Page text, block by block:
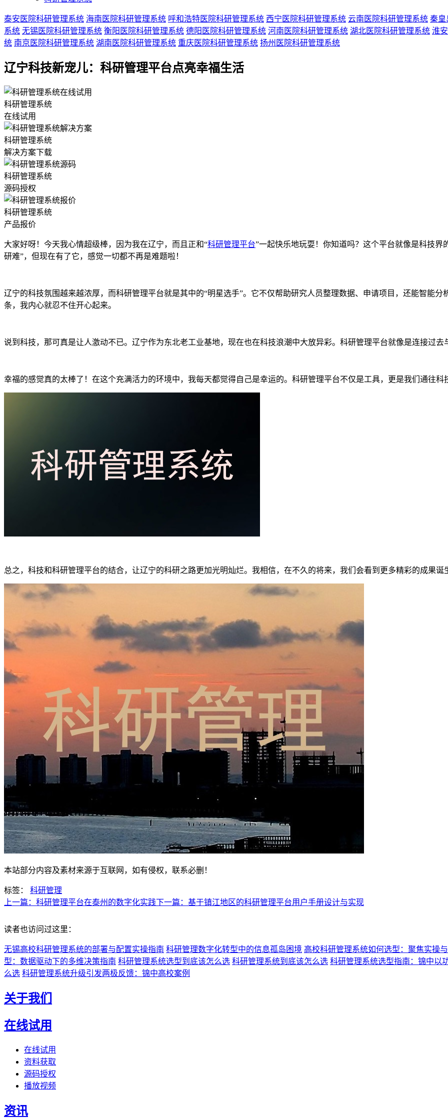
泰安医院科研管理系统 海南医院科研管理系统 呼和浩特医院科研管理系统 西宁医院科研管理系统 云南医院科研管理系统 秦皇
系统 无锡医院科研管理系统 衡阳医院科研管理系统 德阳医院科研管理系统 河南医院科研管理系统 湖北医院科研管理系统 淮
统 南京医院科研管理系统 湖南医院科研管理系统 重庆医院科研管理系统 扬州医院科研管理系统
辽宁科技新宠儿：科研管理平台点亮幸福生活
科研管理系统
在线试用
科研管理系统
解决方案下载
科研管理系统
源码授权
科研管理系统
产品报价
大家好呀！今天我心情超级棒，因为我在辽宁，而且正和“科研管理平台”一起快乐地玩耍！你知道吗？这个平台就像是科技
研难”，但现在有了它，感觉一切都不再是难题啦！
辽宁的科技氛围越来越浓厚，而科研管理平台就是其中的“明星选手”。它不仅帮助研究人员整理数据、申请项目，还能智能
条，我内心就忍不住开心起来。
说到科技，那可真是让人激动不已。辽宁作为东北老工业基地，现在也在科技浪潮中大放异彩。科研管理平台就像是连接过去
幸福的感觉真的太棒了！在这个充满活力的环境中，我每天都觉得自己是幸运的。科研管理平台不仅是工具，更是我们通往科
总之，科技和科研管理平台的结合，让辽宁的科研之路更加光明灿烂。我相信，在不久的将来，我们会看到更多精彩的成果诞
本站部分内容及素材来源于互联网，如有侵权，联系必删！
标签： 科研管理
上一篇：科研管理平台在泰州的数字化实践下一篇：基于镇江地区的科研管理平台用户手册设计与实现
读者也访问过这里：
无锡高校科研管理系统的部署与配置实操指南 科研管理数字化转型中的信息孤岛困境 高校科研管理系统如何选型：聚焦实操
型：数据驱动下的多维决策指南 科研管理系统选型到底该怎么选 科研管理系统到底该怎么选 科研管理系统选型指南：锦中以
么选 科研管理系统升级引发两极反馈：锦中高校案例
关于我们
在线试用
在线试用
资料获取
源码授权
播放视频
资讯